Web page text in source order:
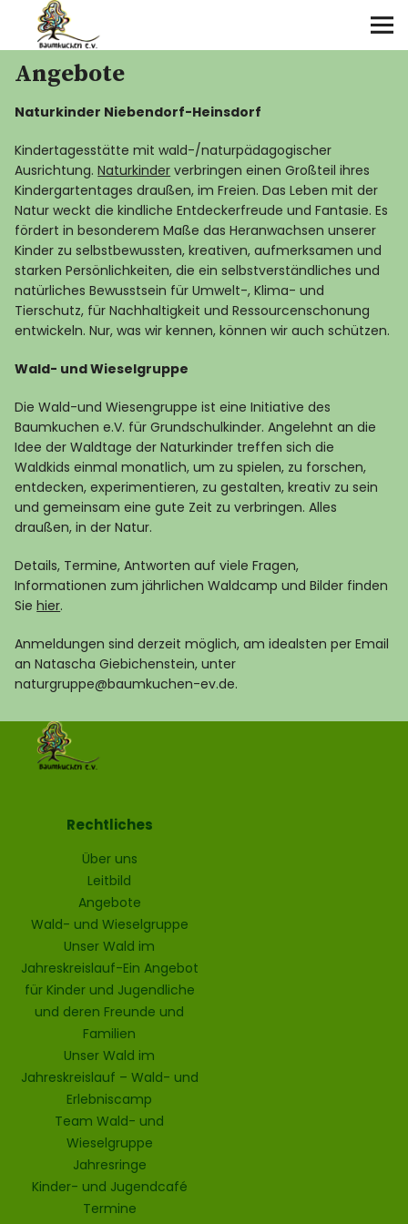
Über uns
Angebote
Termine
Galerie
Kontakt
Angebote
Naturkinder Niebendorf-Heinsdorf
Kindertagesstätte mit wald-/naturpädagogischer
Ausrichtung.Naturkinder verbringen einen Großteil ihres
Kindergartentages draußen, im Freien. Das Leben mit der
Natur weckt die kindliche Entdeckerfreude und Fantasie. Es
fördert in besonderem Maße das Heranwachsen unserer
Kinder zu selbstbewussten, kreativen, aufmerksamen und
starken Persönlichkeiten, die ein selbstverständliches und
natürliches Bewusstsein für Umwelt-, Klima- und
Tierschutz, für Nachhaltigkeit und Ressourcenschonung
entwickeln. Nur, was wir kennen, können wir auch schützen.
Wald- und Wieselgruppe
Die Wald-und Wiesengruppe ist eine Initiative des
Baumkuchen e.V. für Grundschulkinder. Angelehnt an die
Idee der Waldtage der Naturkinder treffen sich die
Waldkids einmal monatlich, um zu spielen, zu forschen,
entdecken, experimentieren, zu gestalten, kreativ zu sein
und gemeinsam eine gute Zeit zu verbringen. Alles
draußen, in der Natur.
Details, Termine, Antworten auf viele Fragen,
Informationen zum jährlichen Waldcamp und Bilder finden
Siehier.
Anmeldungen sind derzeit möglich, am idealsten per Email
an Natascha Giebichenstein, unter
naturgruppe@baumkuchen-ev.de.
Rechtliches
Über uns
Leitbild
Angebote
Wald- und Wieselgruppe
Unser Wald im
Jahreskreislauf-Ein Angebot
für Kinder und Jugendliche
und deren Freunde und
Familien
Unser Wald im
Jahreskreislauf – Wald- und
Erlebniscamp
Team Wald- und
Wieselgruppe
Jahresringe
Kinder- und Jugendcafé
Termine